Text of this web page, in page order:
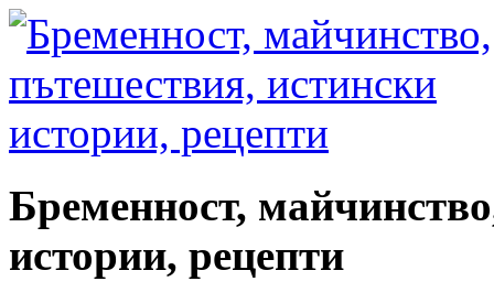
Бременност,
истории, рецепти